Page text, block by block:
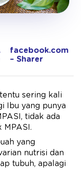
facebook.com
– Sharer
sering kali
Ibu yang punya
tidak ada
MPASI.
yang
nutrisi dan
tubuh, apalagi